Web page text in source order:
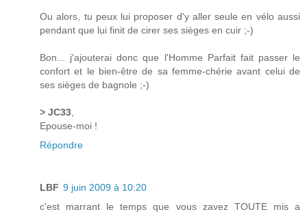
Ou alors, tu peux lui proposer d'y aller seule en vélo aussi
pendant que lui finit de cirer ses sièges en cuir ;-)
Bon... j'ajouterai donc que l'Homme Parfait fait passer le
confort et le bien-être de sa femme-chérie avant celui de
ses sièges de bagnole ;-)
> JC33
Epouse-moi !
Répondre
LBF 9 juin 2009 à 10:20
c'est marrant le temps que vous zavez TOUTE mis a